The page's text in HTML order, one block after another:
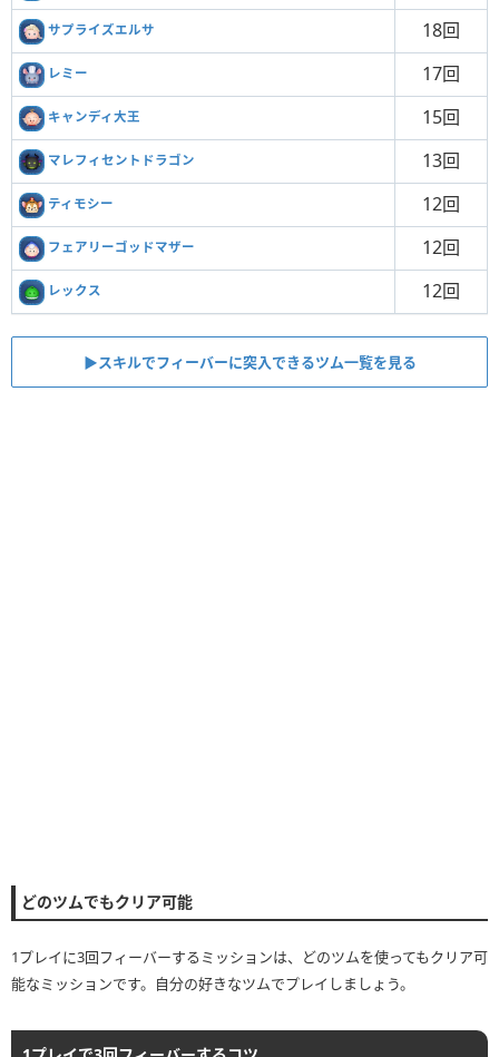
サプライズエルサ 18回
レミー 17回
キャンディ大王 15回
マレフィセントドラゴン 13回
ティモシー 12回
フェアリーゴッドマザー 12回
レックス 12回
▶スキルでフィーバーに突入できるツム一覧を見る
どのツムでもクリア可能
1プレイに3回フィーバーするミッションは、どのツムを使ってもクリア可
能なミッションです。自分の好きなツムでプレイしましょう。